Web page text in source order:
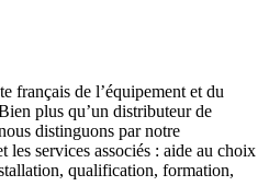
français de l’équipement et du
plus qu’un distributeur de
distinguons par notre
les services associés : aide au choix
qualification, formation,